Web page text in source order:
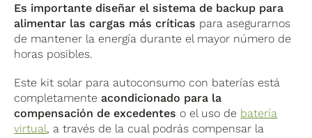
Grado de protección
: IP65, adecuado para
instalaciones en exteriores
se puede ver y gestionar el rendimiento del sistema
en tiempo real.
Batería de litio
Fabricante Huawei Tipo de
Almacenamiento
(kWh)
5 kWh (1 x 5
kWh)
por
Es importante diseñar el sistema de backup para
alimentar las cargas más críticas para asegurarnos
de mantener la energía durante el mayor número de
horas posibles.
Este kit solar para autoconsumo con baterías está
completamente acondicionado para la
compensación de excedentes o el uso de batería
virtual, a través de la cual podrás compensar la